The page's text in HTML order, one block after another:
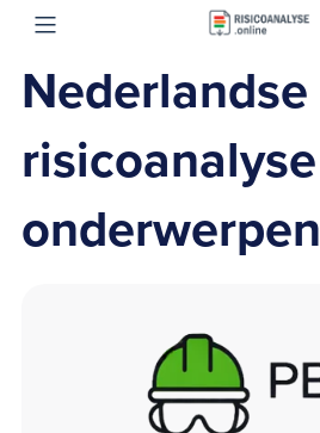
Nederlandse
risicoanalyse
onderwerpen